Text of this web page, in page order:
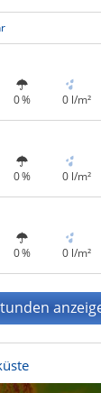
0 % 0 l/m²
0 % 0 l/m²
0 % 0 l/m²